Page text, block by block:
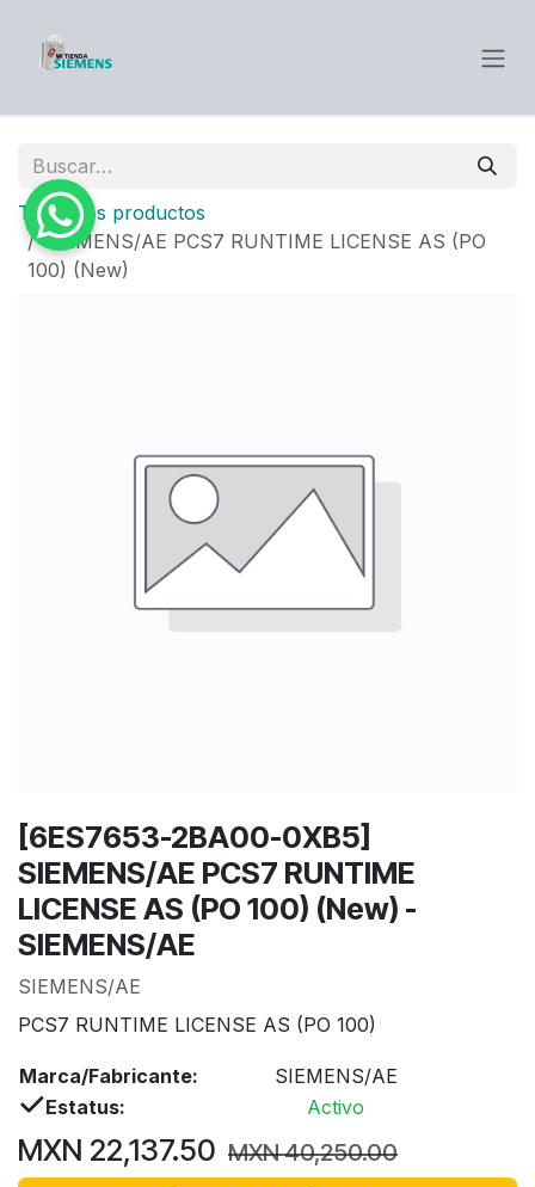
Todos los productos
SIEMENS/AE PCS7 RUNTIME LICENSE AS (PO
100) (New)
[6ES7653-2BA00-0XB5]
SIEMENS/AE PCS7 RUNTIME
LICENSE AS (PO 100) (New) -
SIEMENS/AE
SIEMENS/AE
PCS7 RUNTIME LICENSE AS (PO 100)
Marca/Fabricante:
SIEMENS/AE
Estatus:
Activo
MXN 22,137.50 MXN40,250.00